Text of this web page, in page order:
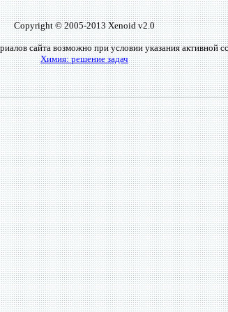
Copyright © 2005-2013 Xenoid v2.0
сайта возможно при условии указания активной
Химия: решение задач